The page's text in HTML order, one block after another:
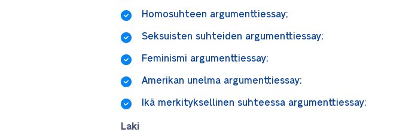
Homosuhteen argumenttiessay;
Seksuisten suhteiden argumenttiessay;
Feminismi argumenttiessay;
Amerikan unelma argumenttiessay;
Ikä merkityksellinen suhteessa argumenttiessay;
Laki